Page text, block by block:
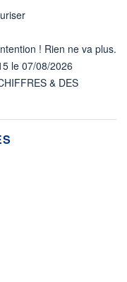
! Rien ne va plus.
le 07/08/2026
& DES